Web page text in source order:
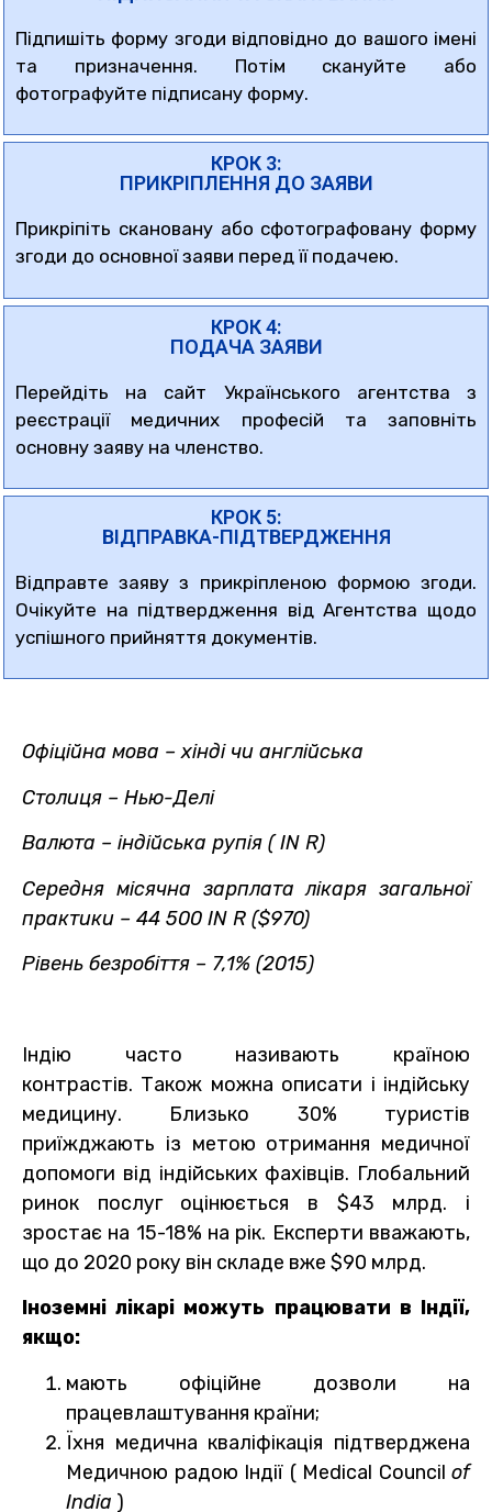
Підпишіть форму згоди відповідно до вашого імені
та призначення. Потім скануйте або
фотографуйте підписану форму.
КРОК 3:
ПРИКРІПЛЕННЯ ДО ЗАЯВИ
Прикріпіть скановану або сфотографовану форму
згоди до основної заяви перед її подачею.
КРОК 4:
ПОДАЧА ЗАЯВИ
Перейдіть на сайт Українського агентства з
реєстрації медичних професій та заповніть
основну заяву на членство.
КРОК 5:
ВІДПРАВКА-ПІДТВЕРДЖЕННЯ
Відправте заяву з прикріпленою формою згоди.
Очікуйте на підтвердження від Агентства щодо
успішного прийняття документів.
Офіційна мова – хінді чи англійська
Столиця – Нью-Делі
Валюта – індійська рупія (IN R)
Середня місячна зарплата лікаря загальної
практики – 44 500 IN R ($970)
Рівень безробіття – 7,1% (2015)
Індію часто називають країною
контрастів. Також можна описати і індійську
медицину. Близько 30% туристів
приїжджають із метою отримання медичної
допомоги від індійських фахівців. Глобальний
ринок послуг оцінюється в $43 млрд. і
зростає на 15-18% на рік. Експерти вважають,
що до 2020 року він складе вже $90 млрд.
Іноземні лікарі можуть працювати в Індії,
якщо:
мають офіційне дозволи на
працевлаштування країни;
Їхня медична кваліфікація підтверджена
Медичною радою Індії ( Medical Council of
India )